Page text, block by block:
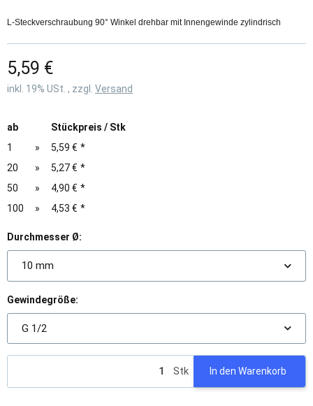
L-Steckverschraubung 90° Winkel drehbar mit Innengewinde zylindrisch
5,59 €
inkl. 19% USt. , zzgl. Versand
ab
Stückpreis / Stk
1
» 5,59 € *
20
» 5,27 € *
50
» 4,90 € *
100
» 4,53 € *
Durchmesser Ø:
10 mm
Gewindegröße:
G 1/2
Stk In den Warenkorb